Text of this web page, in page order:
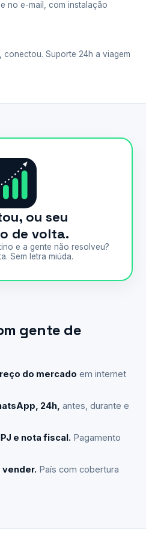
no e-mail, com instalação
conectou. Suporte 24h a viagem
ou seu
de volta.
e a gente não resolveu?
Sem letra miúda.
gente de
do mercado em internet
24h, antes, durante e
e nota fiscal. Pagamento
vender. País com cobertura